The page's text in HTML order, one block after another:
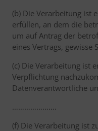
(b) Die Verarbeitung ist
erfüllen, an dem die
um auf Antrag der
eines Vertrags, gewisse
(c) Die Verarbeitung ist
Verpflichtung
Datenverantwortliche
………………….
(f) Die Verarbeitung ist